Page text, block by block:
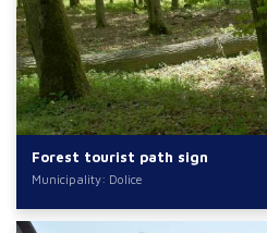
Forest tourist path sign
Municipality: Dolice